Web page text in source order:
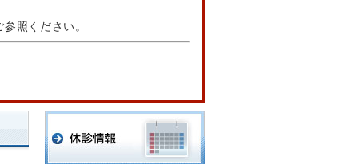
参照ください。